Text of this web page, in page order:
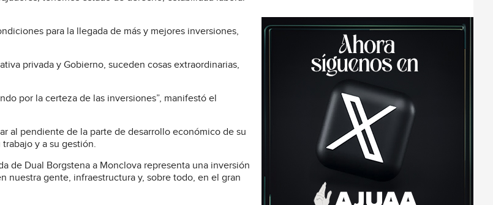
para la llegada de más y mejores inversiones,
privada y Gobierno, suceden cosas extraordinarias,
por la certeza de las inversiones”, manifestó el
al pendiente de la parte de desarrollo económico de su
y a su gestión.
de Dual Borgstena a Monclova representa una inversión
nuestra gente, infraestructura y, sobre todo, en el gran